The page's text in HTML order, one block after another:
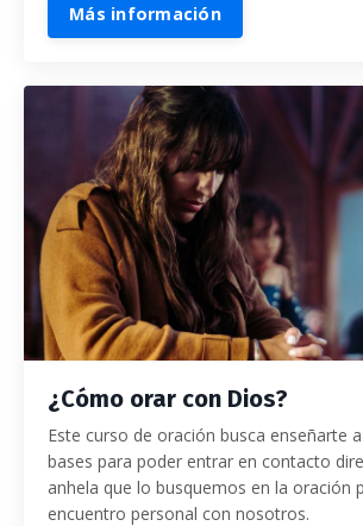
Más información
¿Cómo orar con Dios?
Este curso de oración busca enseñarte
bases para poder entrar en contacto
anhela que lo busquemos en la oración
encuentro personal con nosotros.